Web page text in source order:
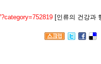
[인류의 건강과